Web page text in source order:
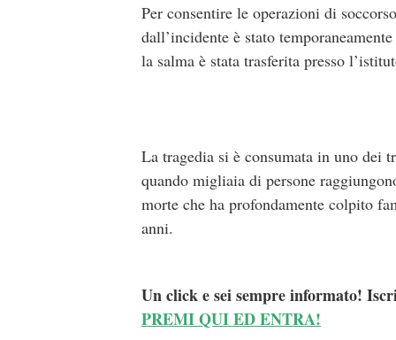
Per consentire le operazioni di
dall’incidente è stato
la salma è stata trasferita presso
La tragedia si è consumata in uno dei
quando migliaia di persone
morte che ha profondamente colpito
anni.
Un click e sei sempre informato!
PREMI QUI ED ENTRA!